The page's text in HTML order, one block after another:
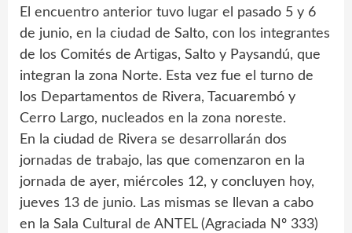
El encuentro anterior tuvo lugar el pasado 5 y 6
de junio, en la ciudad de Salto, con los integrantes
de los Comités de Artigas, Salto y Paysandú, que
integran la zona Norte. Esta vez fue el turno de
los Departamentos de Rivera, Tacuarembó y
Cerro Largo, nucleados en la zona noreste.
En la ciudad de Rivera se desarrollarán dos
jornadas de trabajo, las que comenzaron en la
jornada de ayer, miércoles 12, y concluyen hoy,
jueves 13 de junio. Las mismas se llevan a cabo
en la Sala Cultural de ANTEL (Agraciada Nº 333)